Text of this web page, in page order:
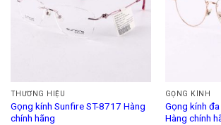
THƯƠNG HIỆU
Gọng kính Sunfire ST-8717 Hàng
chính hãng
GỌNG KÍNH
Gọng kính
Hàng chính